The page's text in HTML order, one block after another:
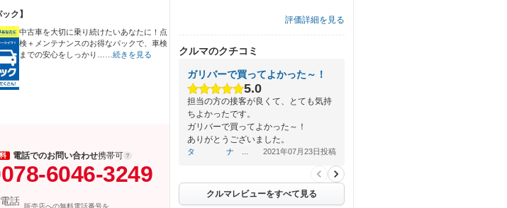
ク】
中古車を大切に乗り続けたいあなたに！点
検＋メンテナンスのお得なパックで、車検
までの安心をしっかり…
…続きを見る
電話でのお問い合わせ携帯可
6046-3249
販売店への無料電話番号を
評価詳細を見る
クルマのクチコミ
ガリバーで買ってよかった～！
5.0
担当の方の接客が良くて、とても気持
ちよかったです。
ガリバーで買ってよかった～！
ありがとうございました。
タ ナ ... 2021年07月23日投稿
クルマレビューをすべて見る